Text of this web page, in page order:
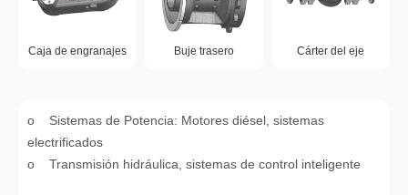
Caja de engranajes Buje trasero Cárter del eje
o Sistemas de Potencia: Motores diésel, sistemas
electrificados
o Transmisión hidráulica, sistemas de control inteligente